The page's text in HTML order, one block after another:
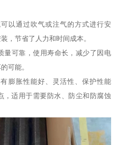
以通过吹气或注气的方式进行安
，节省了人力和时间成本。
量可靠，使用寿命长，减少了因电
可能。
膨胀性能好、灵活性、保护性能
，适用于需要防水、防尘和防腐蚀